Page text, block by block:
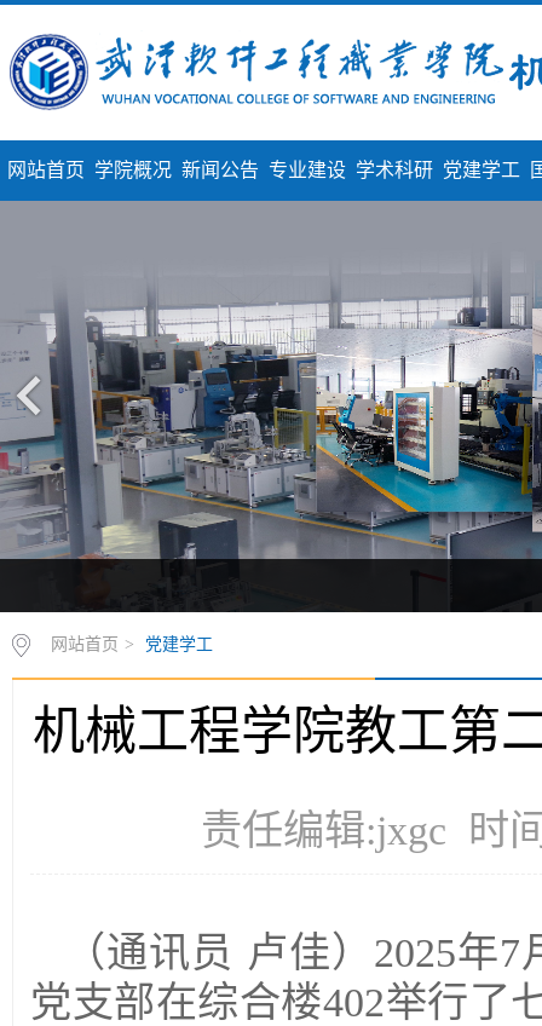
网站首页 学院概况 新闻公告 专业建设 学术科研 党建学工
网站首页 > 党建学工
机械工程学院教工第
责任编辑:jxgc 时
（通讯员 卢佳） 2025年
党支部在综合楼402举行了